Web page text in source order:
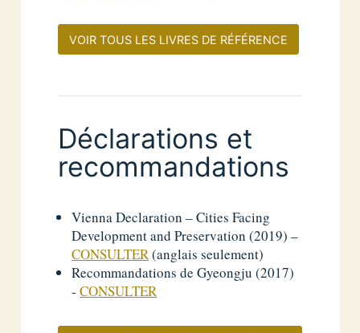
VOIR TOUS LES LIVRES DE RÉFÉRENCE
Déclarations et
recommandations
Vienna Declaration – Cities Facing
Development and Preservation (2019) –
CONSULTER(anglais seulement)
Recommandations de Gyeongju (2017)
­-CONSULTER